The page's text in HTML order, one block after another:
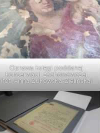
Oprawa księgi poddanej
konserwacji zachowawczej
(fot. Anna Żukowska-Zielińska)